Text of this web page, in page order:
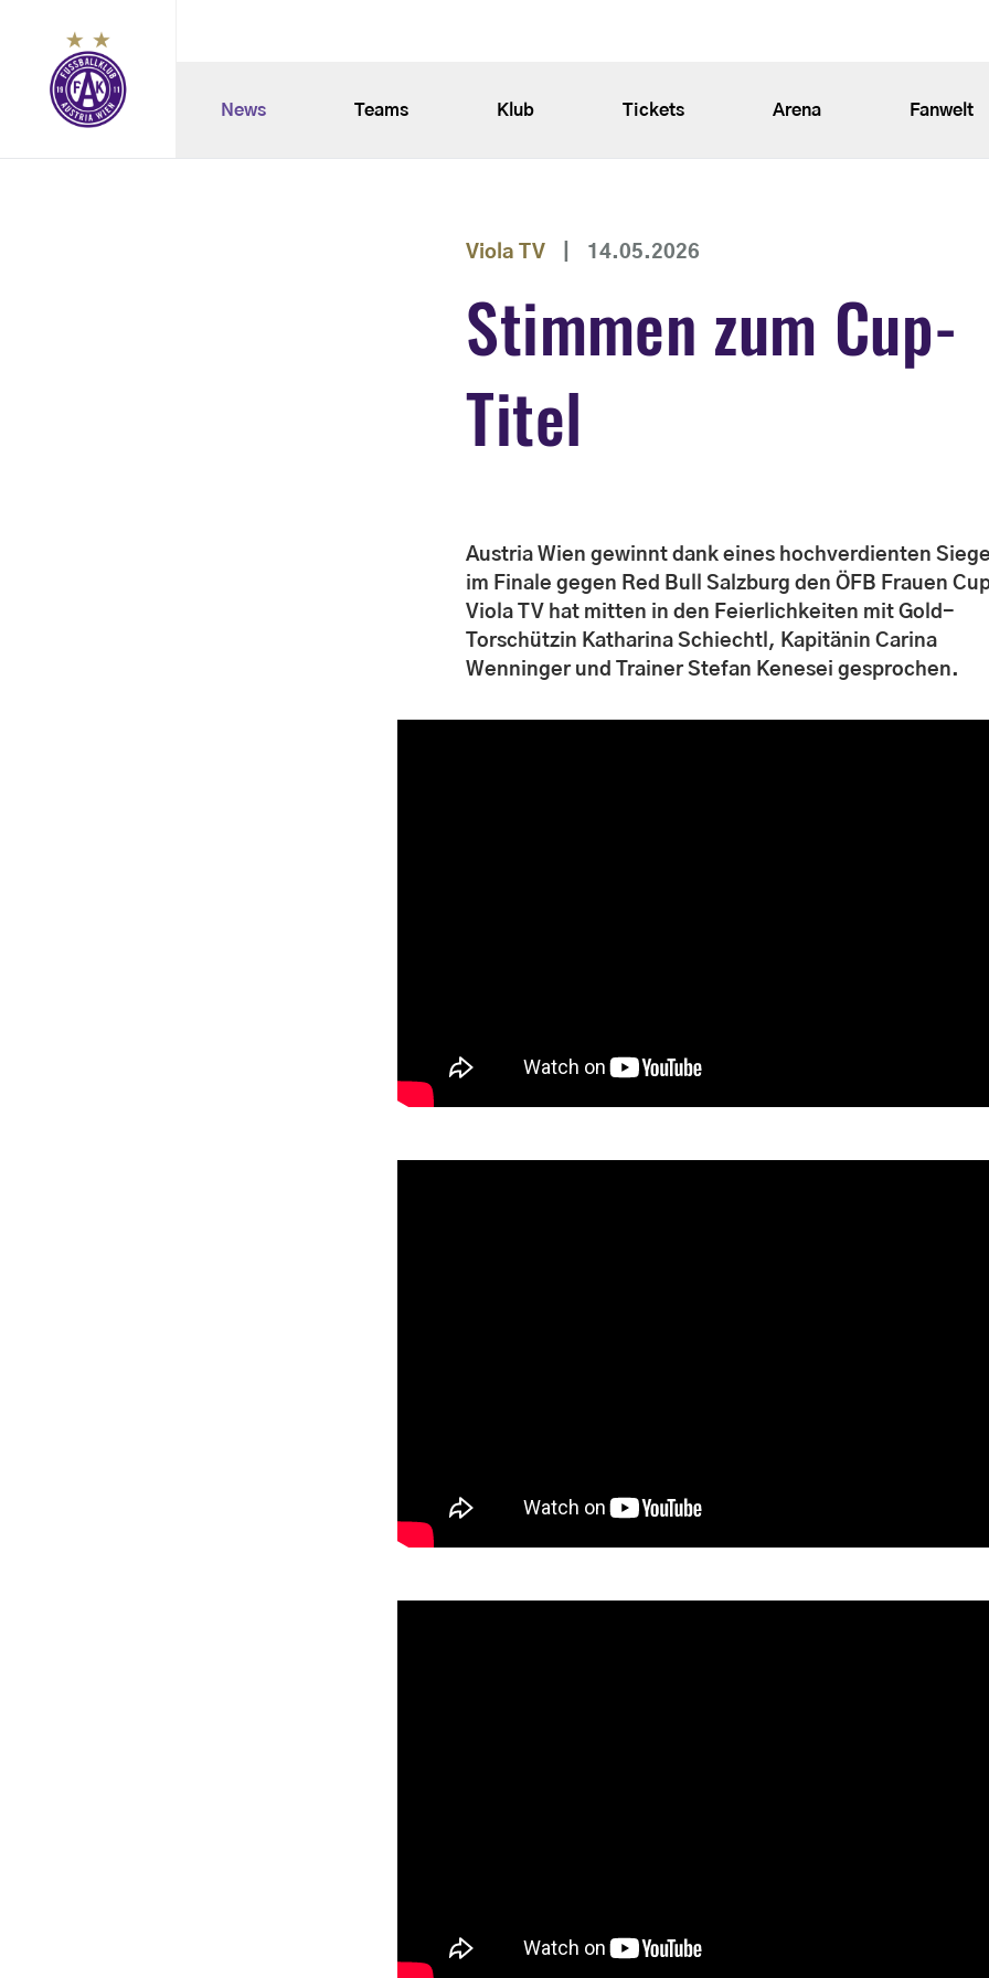
News Teams Klub Tickets Arena Fanwelt
Viola TV 14.05.2026
Stimmen zum Cup-
Titel
Austria Wien gewinnt dank eines hochverdienten
im Finale gegen Red Bull Salzburg den ÖFB Frauen
Viola TV hat mitten in den Feierlichkeiten mit Gold-
Torschützin Katharina Schiechtl, Kapitänin Carina
Wenninger und Trainer Stefan Kenesei gesprochen.